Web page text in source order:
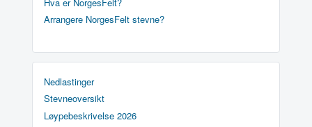
Arrangere NorgesFelt stevne?
Nedlastinger
Stevneoversikt
Løypebeskrivelse 2026